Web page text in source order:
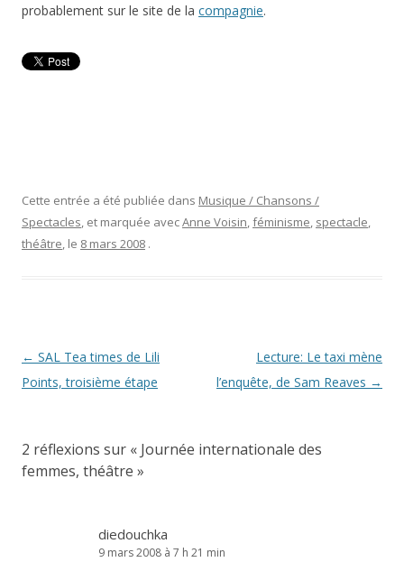
probablement sur le site de la compagnie.
Cette entrée a été publiée dans Musique / Chansons /
Spectacles, et marquée avecAnne Voisin,féminisme, spectacle,
théâtre, le 8 mars 2008 .
Navigation
des
← SAL Tea times de Lili
Points, troisième étape
Lecture: Le taxi mène
l’enquête, de Sam Reaves →
2 réflexions sur « Journée internationale des
femmes, théâtre »
diedouchka
9 mars 2008 à 7 h 21 min